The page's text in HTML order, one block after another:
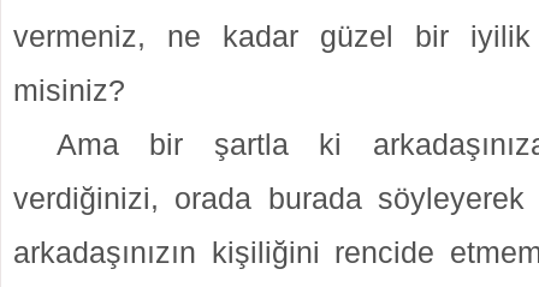
vermeniz, ne kadar güzel bir
misiniz?
Ama bir şartla ki arkadaşınıza
verdiğinizi, orada burada söyleyerek
arkadaşınızın kişiliğini rencide